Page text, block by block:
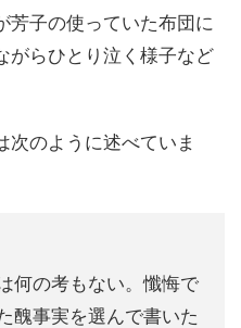
芳子の使っていた布団に
がらひとり泣く様子など
次のように述べていま
何の考もない。懺悔で
醜事実を選んで書いた